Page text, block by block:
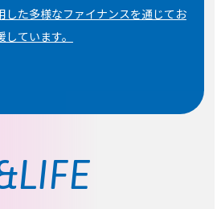
した多様なファイナンスを通じてお
ています。